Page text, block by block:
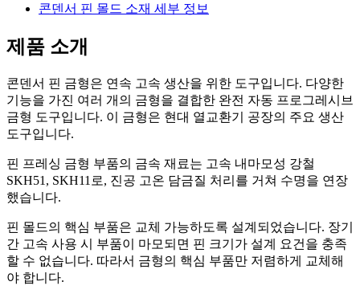
콘덴서 핀 몰드 소재 세부 정보
제품 소개
콘덴서 핀 금형은 연속 고속 생산을 위한 도구입니다. 다양한
기능을 가진 여러 개의 금형을 결합한 완전 자동 프로그레시브
금형 도구입니다. 이 금형은 현대 열교환기 공장의 주요 생산
도구입니다.
핀 프레싱 금형 부품의 금속 재료는 고속 내마모성 강철
SKH51, SKH11로, 진공 고온 담금질 처리를 거쳐 수명을 연장
했습니다.
핀 몰드의 핵심 부품은 교체 가능하도록 설계되었습니다. 장기
간 고속 사용 시 부품이 마모되면 핀 크기가 설계 요건을 충족
할 수 없습니다. 따라서 금형의 핵심 부품만 저렴하게 교체해
야 합니다.